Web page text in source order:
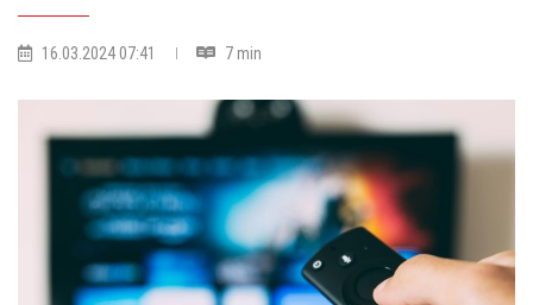
16.03.2024 07:41 7 min